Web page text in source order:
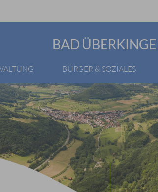
BAD
BÜRGER & SOZIALES